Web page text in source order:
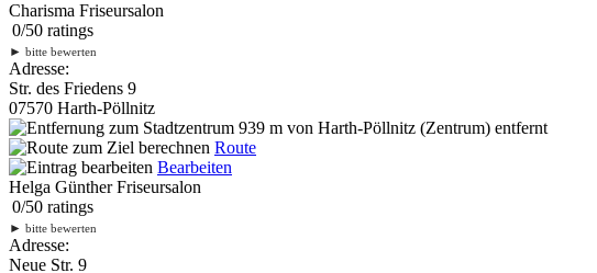
Charisma Friseursalon
0/50 ratings
► bitte bewerten
Adresse:
Str. des Friedens 9
07570 Harth-Pöllnitz
939 m von Harth-Pöllnitz (Zentrum) entfernt
Route
Bearbeiten
Helga Günther Friseursalon
0/50 ratings
► bitte bewerten
Adresse:
Neue Str. 9